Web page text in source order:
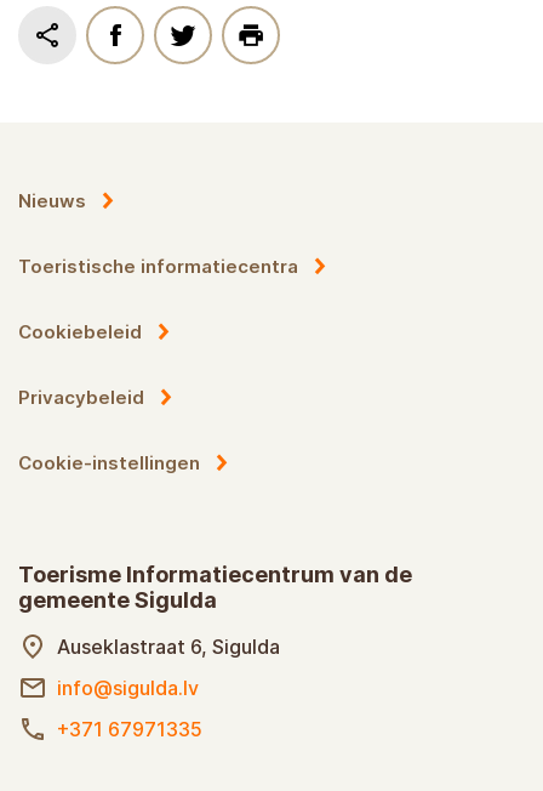
Nieuws
Toeristische informatiecentra
Cookiebeleid
Privacybeleid
Cookie-instellingen
Toerisme Informatiecentrum van de
gemeente Sigulda
Auseklastraat 6, Sigulda
info@sigulda.lv
+371 67971335